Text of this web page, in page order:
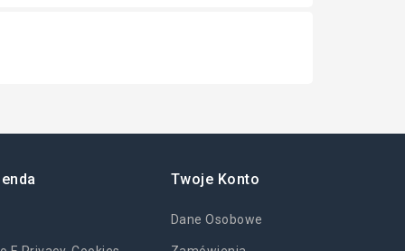
Twoje Konto
Dane Osobowe